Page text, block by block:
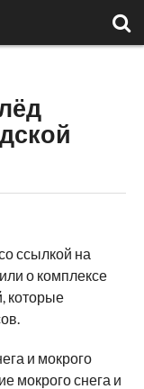
ссылкой на
о комплексе
которые
и мокрого
мокрого снега и